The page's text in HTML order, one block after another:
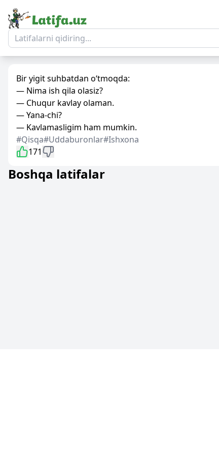
Bir yigit suhbatdan o‘tmoqda:
— Nima ish qila olasiz?
— Chuqur kavlay olaman.
— Yana-chi?
— Kavlamasligim ham mumkin.
#Qisqa#Uddaburonlar#Ishxona
171
Boshqa latifalar